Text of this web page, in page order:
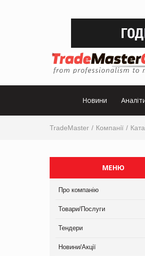
Новини
TradeMaster Компанії
МЕНЮ
Про компанію
Товари/Послуги
Тендери
Новини/Акції